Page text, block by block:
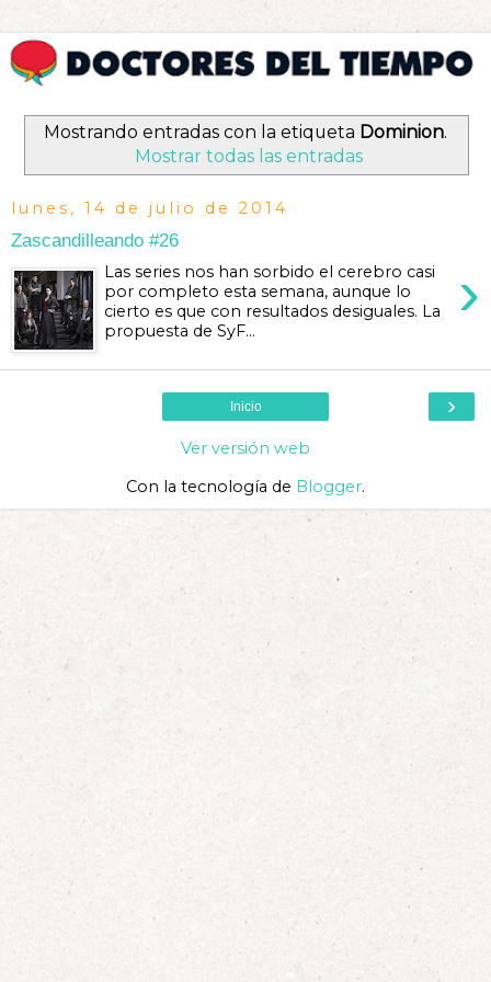
Mostrando entradas con la etiqueta Dominion.
Mostrar todas las entradas
lunes, 14 de julio de 2014
Zascandilleando #26
›
Las series nos han sorbido el cerebro casi
por completo esta semana, aunque lo
cierto es que con resultados desiguales. La
propuesta de SyF...
›
Inicio
Ver versión web
Con la tecnología de Blogger.